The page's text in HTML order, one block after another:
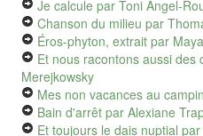
Je calcule par Toni Angel-
Chanson du milieu par
Éros-phyton, extrait par
Et nous racontons aussi des
Merejkowsky
Mes non vacances au
Bain d'arrêt par Alexiane
Et toujours le dais nuptial